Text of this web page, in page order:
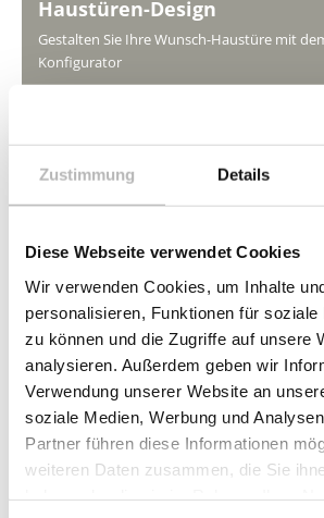
Zustimmung Details
Diese Webseite verwendet Cookies
Wir verwenden Cookies, um Inhalte
personalisieren, Funktionen für soziale
zu können und die Zugriffe auf unsere
analysieren. Außerdem geben wir
Verwendung unserer Website an
soziale Medien, Werbung und
Partner führen diese Informationen
weiteren Daten zusammen, die Sie
Haustüren-Design
Gestalten Sie Ihre Wunsch-Haustüre mit
Konfigurator
KfW-Förderung
Mit über 800
Schweiker-Gruppe einer
Produzenten
für Fenster, Türen und
in Deutschland